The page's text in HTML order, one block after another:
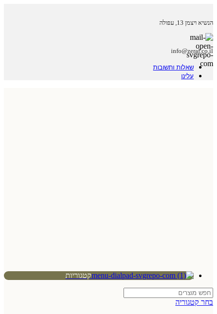
הנשיא ויצמן 13, עפולה
info@zeraf.co.il
שאלות ותשובות
עלינו
קטגוריות
בחר קטגוריה